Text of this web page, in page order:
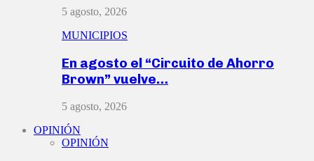
5 agosto, 2026
MUNICIPIOS
En agosto el “Circuito de Ahorro
Brown” vuelve…
5 agosto, 2026
OPINIÓN
OPINIÓN